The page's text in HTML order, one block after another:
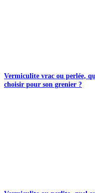
Vermiculite vrac ou perlée,
choisir pour son grenier ?